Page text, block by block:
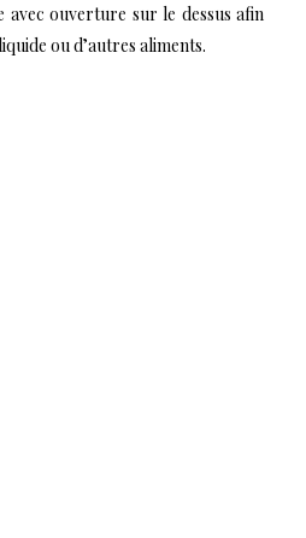
avec ouverture sur le dessus afin
ou d’autres aliments.